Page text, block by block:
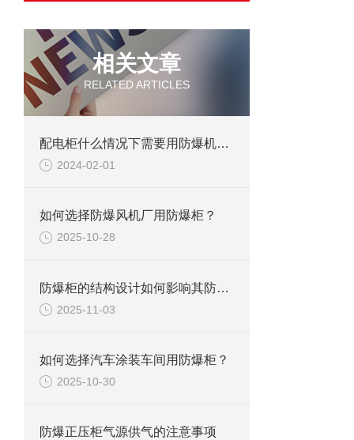
相关文章
RELATED ARTICLES
配电柜什么情况下需要用防爆机柜空调？
2024-02-01
如何选择防爆风机厂用防爆柜？
2025-10-28
防爆柜的结构设计如何影响其防护等级？
2025-11-03
如何选择汽车涂装车间用防爆柜？
2025-10-30
防爆正压柜气源供气的注意事项